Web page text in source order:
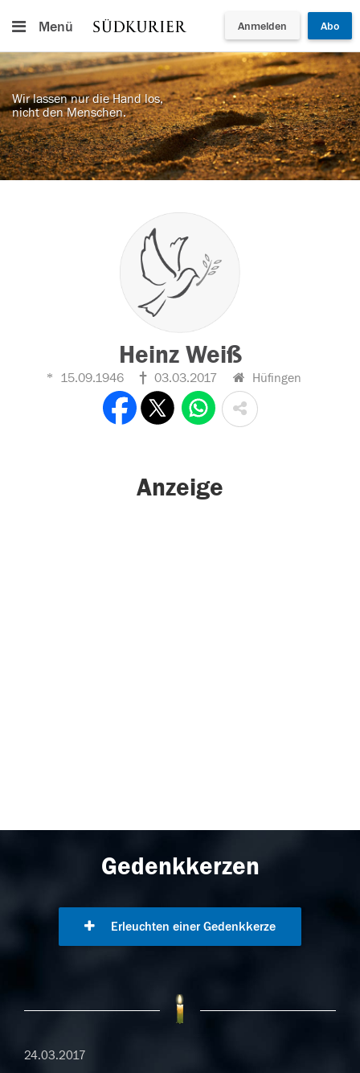
Menü Anmelden Abo
Wir lassen nur die Hand los,
nicht den Menschen.
Heinz Weiß
15.09.1946 03.03.2017 Hüfingen
Anzeige
Gedenkkerzen
Erleuchten einer Gedenkkerze
24.03.2017